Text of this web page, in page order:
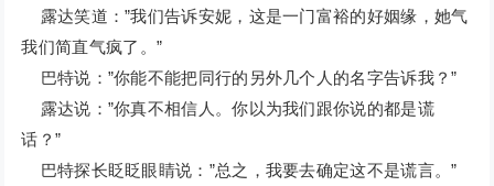
露达笑道：”我们告诉安妮，这是一门富裕的好姻缘，她气
我们简直气疯了。”
巴特说：”你能不能把同行的另外几个人的名字告诉我？”
露达说：”你真不相信人。你以为我们跟你说的都是谎
话？”
巴特探长眨眨眼睛说：”总之，我要去确定这不是谎言。”